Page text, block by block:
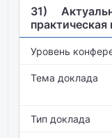
31)
Уровень
Тема доклада
Тип доклада